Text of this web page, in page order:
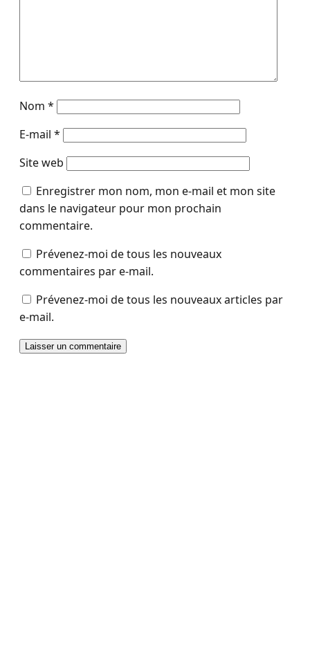
Nom *
E-mail *
Site web
Enregistrer mon nom, mon e-mail et mon site
dans le navigateur pour mon prochain
commentaire.
Prévenez-moi de tous les nouveaux
commentaires par e-mail.
Prévenez-moi de tous les nouveaux articles par
e-mail.